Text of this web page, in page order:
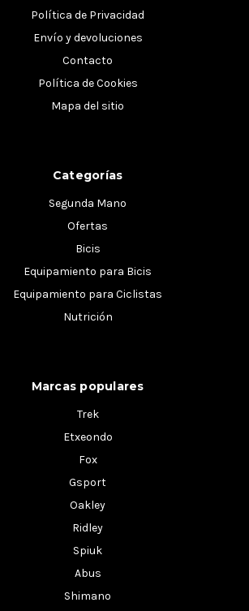
Política de Privacidad
Envío y devoluciones
Contacto
Política de Cookies
Mapa del sitio
Categorías
Segunda Mano
Ofertas
Bicis
Equipamiento para Bicis
Equipamiento para Ciclistas
Nutrición
Marcas populares
Trek
Etxeondo
Fox
Gsport
Oakley
Ridley
Spiuk
Abus
Shimano